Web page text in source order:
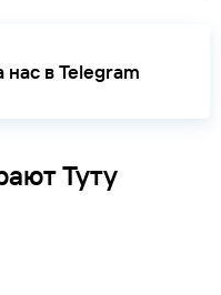
нас в Telegram
Туту